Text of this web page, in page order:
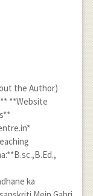
the Author)
**Website
ka